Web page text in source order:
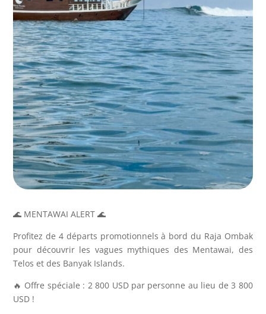
🌊 MENTAWAI ALERT 🌊
Profitez de 4 départs promotionnels à bord du Raja Ombak
pour découvrir les vagues mythiques des Mentawai, des
Telos et des Banyak Islands.
🔥 Offre spéciale : 2 800 USD par personne au lieu de 3 800
USD !